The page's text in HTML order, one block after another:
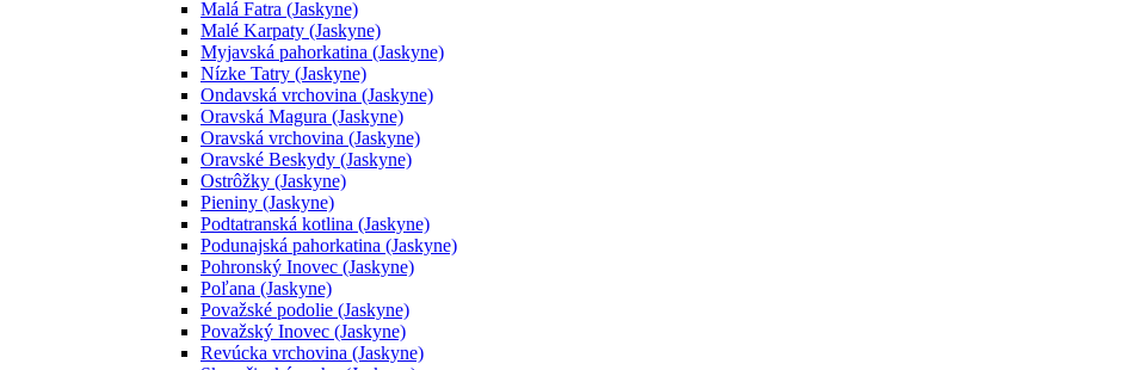
Malá Fatra (Jaskyne)
Malé Karpaty (Jaskyne)
Myjavská pahorkatina (Jaskyne)
Nízke Tatry (Jaskyne)
Ondavská vrchovina (Jaskyne)
Oravská Magura (Jaskyne)
Oravská vrchovina (Jaskyne)
Oravské Beskydy (Jaskyne)
Ostrôžky (Jaskyne)
Pieniny (Jaskyne)
Podtatranská kotlina (Jaskyne)
Podunajská pahorkatina (Jaskyne)
Pohronský Inovec (Jaskyne)
Poľana (Jaskyne)
Považské podolie (Jaskyne)
Považský Inovec (Jaskyne)
Revúcka vrchovina (Jaskyne)